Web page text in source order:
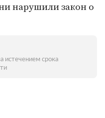
нарушили закон о
истечением срока